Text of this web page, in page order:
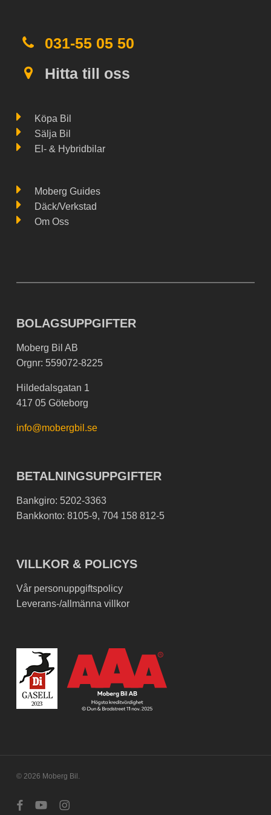
031-55 05 50
Hitta till oss
Köpa Bil
Sälja Bil
El- & Hybridbilar
Moberg Guides
Däck/Verkstad
Om Oss
BOLAGSUPPGIFTER
Moberg Bil AB
Orgnr: 559072-8225
Hildedalsgatan 1
417 05 Göteborg
info@mobergbil.se
BETALNINGSUPPGIFTER
Bankgiro: 5202-3363
Bankkonto: 8105-9, 704 158 812-5
VILLKOR & POLICYS
Vår personuppgiftspolicy
Leverans-/allmänna villkor
© 2026 Moberg Bil.
facebookyoutubeinstagram